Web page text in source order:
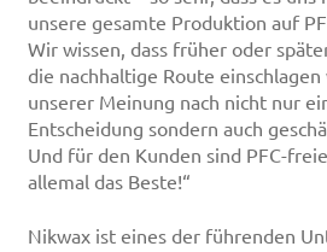
unsere gesamte Produktion auf
Wir wissen, dass früher oder
die nachhaltige Route
unserer Meinung nach nicht nur
Entscheidung sondern auch
Und für den Kunden sind PFC-
allemal das Beste!“
Nikwax ist eines der führenden